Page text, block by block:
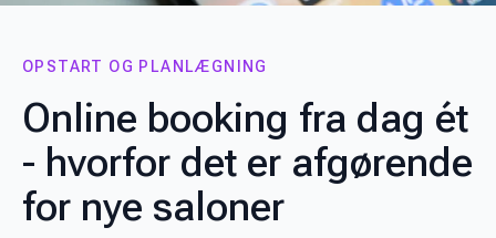
OPSTART OG PLANLÆGNING
Online booking fra dag ét
- hvorfor det er afgørende
for nye saloner